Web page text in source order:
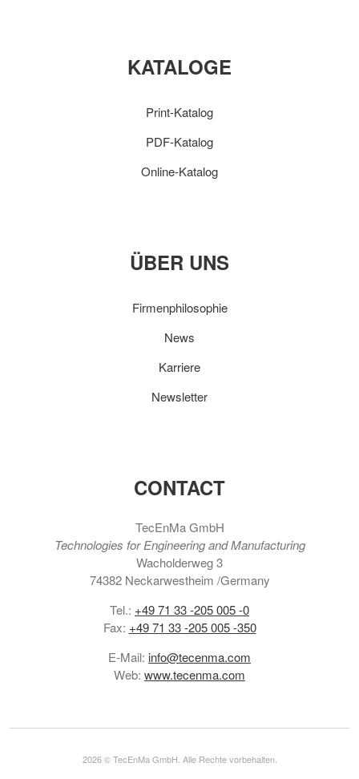
KATALOGE
Print-Katalog
PDF-Katalog
Online-Katalog
ÜBER UNS
Firmenphilosophie
News
Karriere
Newsletter
CONTACT
TecEnMa GmbH
Technologies for Engineering and Manufacturing
Wacholderweg 3
74382 Neckarwestheim /Germany
Tel.: +49 71 33 -205 005 -0
Fax: +49 71 33 -205 005 -350
E-Mail: info@tecenma.com
Web: www.tecenma.com
2026 © TecEnMa GmbH. Alle Rechte vorbehalten.